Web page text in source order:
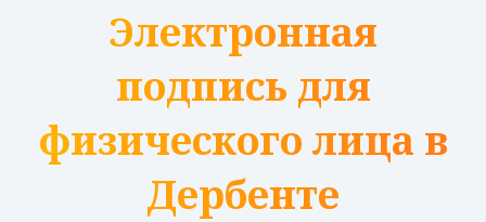
Электронная
подпись для
физического лица в
Дербенте